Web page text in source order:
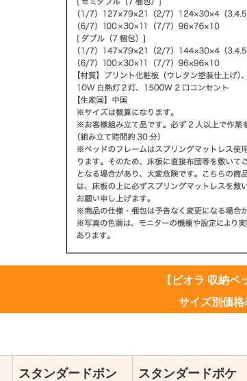
【ビオラ 収納ベ
サイズ別価格
スタンダードボン
スタンダードポケ